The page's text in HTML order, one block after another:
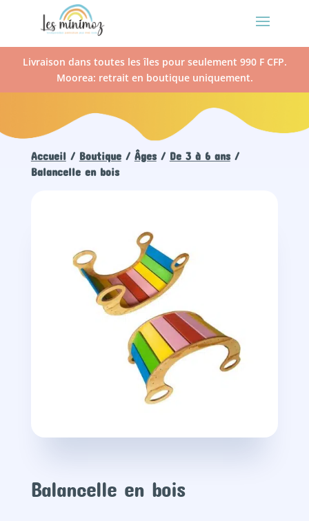
Livraison dans toutes les îles pour seulement 990 F CFP.
Moorea: retrait en boutique uniquement.
Accueil / Boutique/ Âges/ De 3 à 6 ans/
Balancelle en bois
Balancelle en bois